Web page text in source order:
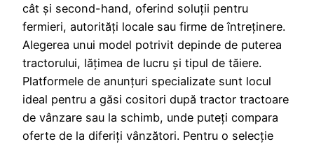
cât și second-hand, oferind soluții pentru
fermieri, autorități locale sau firme de întreținere.
Alegerea unui model potrivit depinde de puterea
tractorului, lățimea de lucru și tipul de tăiere.
Platformele de anunțuri specializate sunt locul
ideal pentru a găsi cositori după tractor tractoare
de vânzare sau la schimb, unde puteți compara
oferte de la diferiți vânzători. Pentru o selecție